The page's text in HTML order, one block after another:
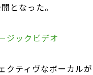
となった。
ックビデオ
クティヴなボーカル